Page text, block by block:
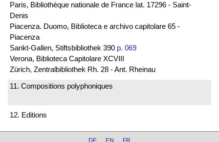
Paris, Bibliothèque nationale de France lat. 17296 - Saint-
Denis
Piacenza. Duomo, Biblioteca e archivo capitolare 65 -
Piacenza
Sankt-Gallen, Stiftsbibliothek 390 p. 069
Verona, Biblioteca Capitolare XCVIII
Zürich, Zentralbibliothek Rh. 28 - Ant. Rheinau
11. Compositions polyphoniques
12. Editions